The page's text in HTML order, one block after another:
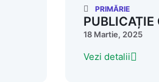
PRIMĂRIE
PUBLICAȚIE
18 Martie, 2025
Vezi detalii